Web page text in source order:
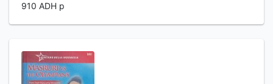
910 ADH p